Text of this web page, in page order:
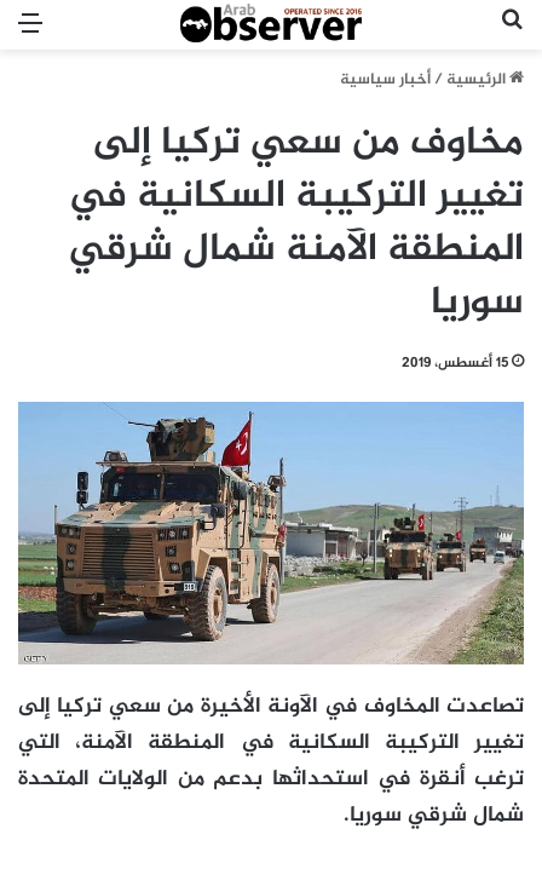
الرئيسية/أخبار سياسية
مخاوف من سعي تركيا إلى
تغيير التركيبة السكانية في
المنطقة الآمنة شمال شرقي
سوريا
15 أغسطس، 2019
تصاعدت المخاوف في الآونة الأخيرة من سعي تركيا إلى
تغيير التركيبة السكانية في المنطقة الآمنة، التي
ترغب أنقرة في استحداثها بدعم من الولايات المتحدة
شمال شرقي سوريا.